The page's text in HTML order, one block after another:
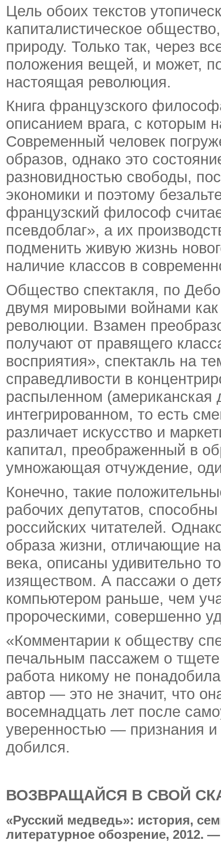
Цель обоих текстов
капиталистическое
природу. Только так, через
положения вещей, и может,
настоящая революция.
Книга французского
описанием врага, с которым
Современный человек
образов, однако это
разновидностью свободы,
экономики и поэтому
французский философ
псевдоблаг», а их
подменить живую жизнь
наличие классов в
Общество спектакля, по
двумя мировыми войнами как
революции. Взамен
получают от правящего
восприятия», спектакль на
справедливости в
распыленном (американская
интегрированном, то есть
различает искусство и
капитал, преображенный в
умножающая отчуждение,
Конечно, такие
рабочих депутатов,
российских читателей.
образа жизни, отличающие
века, описаны удивительно
изяществом. А пассажи о
компьютером раньше, чем
пророческими, совершенно
«Комментарии к обществу
печальным пассажем о
работа никому не
автор — это не значит, что
восемнадцать лет после
уверенностью — признания и
добился.
ВОЗВРАЩАЙСЯ В СВОЙ
«Русский медведь»: история,
литературное обозрение, 2012. —